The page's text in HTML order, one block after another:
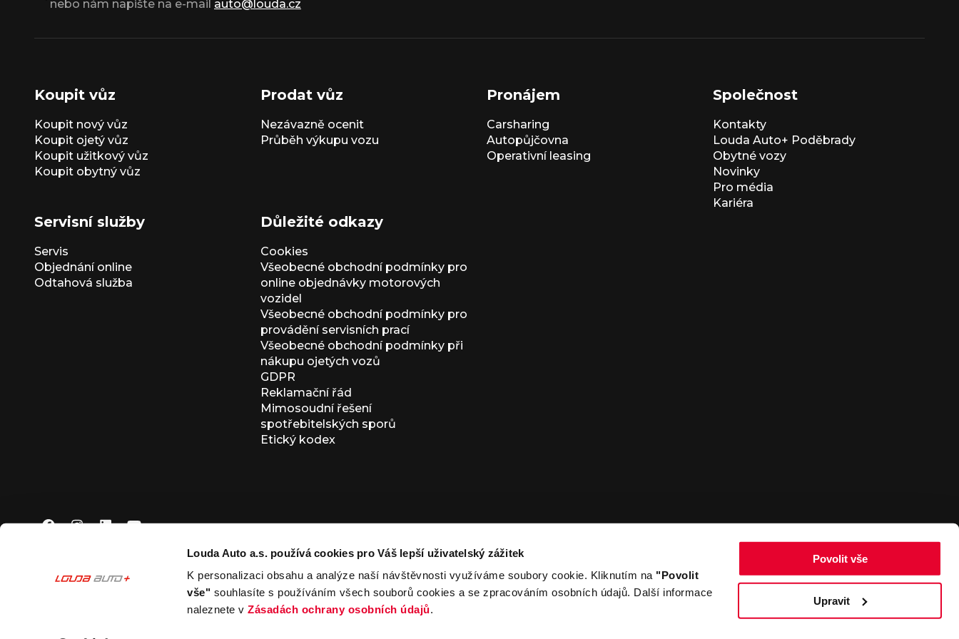
Louda Auto a.s. používá cookies pro Váš lepší uživatelský zážitek
K personalizaci obsahu a analýze naší návštěvnosti využíváme soubory cookie. Kliknutím na "Povolit
vše" souhlasíte s používáním všech souborů cookies a se zpracováním osobních údajů. Další informace
naleznete vZásadách ochrany osobních údajů.
Povolit vše
Upravit
nebo nám napište na e-mail auto@louda.cz
Koupit vůz
Koupit nový vůz
Koupit ojetý vůz
Koupit užitkový vůz
Koupit obytný vůz
Prodat vůz
Nezávazně ocenit
Průběh výkupu vozu
Pronájem
Carsharing
Autopůjčovna
Operativní leasing
Společnost
Kontakty
Louda Auto+ Poděbrady
Obytné vozy
Novinky
Pro média
Kariéra
Servisní služby
Servis
Objednání online
Odtahová služba
Důležité odkazy
Cookies
Všeobecné obchodní podmínky pro
online objednávky motorových
vozidel
Všeobecné obchodní podmínky pro
provádění servisních prací
Všeobecné obchodní podmínky při
nákupu ojetých vozů
GDPR
Reklamační řád
Mimosoudní řešení
spotřebitelských sporů
Etický kodex
© 2026 Louda Auto a.s. Všechna práva vyhrazena
Zpět nahoru
This site is protected by reCAPTCHA and the Google
Privacy Policy and Terms of Service